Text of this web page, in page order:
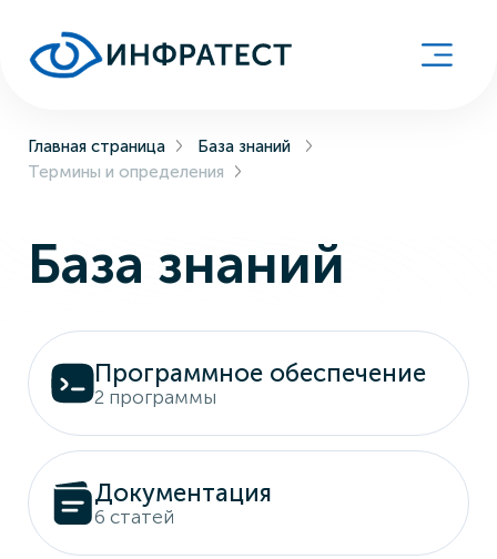
Главная страница
База знаний
Термины и определения
База знаний
Программное обеспечение
2 программы
Документация
6 статей